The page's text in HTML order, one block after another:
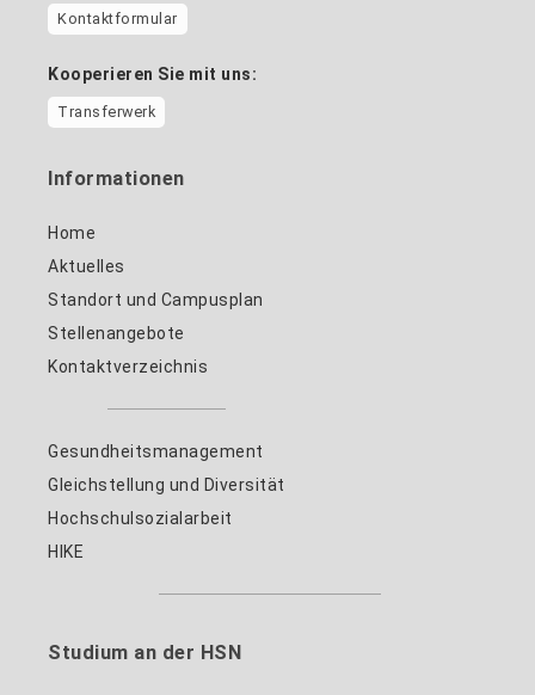
Kontaktformular
Kooperieren Sie mit uns:
Transferwerk
Informationen
Home
Aktuelles
Standort und Campusplan
Stellenangebote
Kontaktverzeichnis
Gesundheitsmanagement
Gleichstellung und Diversität
Hochschulsozialarbeit
HIKE
Studium an der HSN